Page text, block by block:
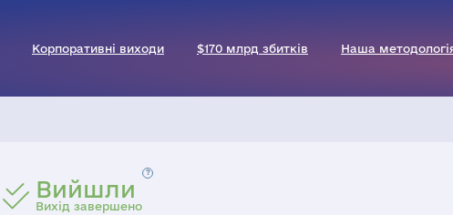
Корпоративні виходи $170 млрд збитків Наша
Вийшли
Вихід завершено